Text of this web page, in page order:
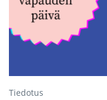
Tiedotus